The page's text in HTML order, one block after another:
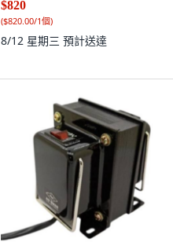
$820
($820.00/1個)
8/12 星期三 預計送達